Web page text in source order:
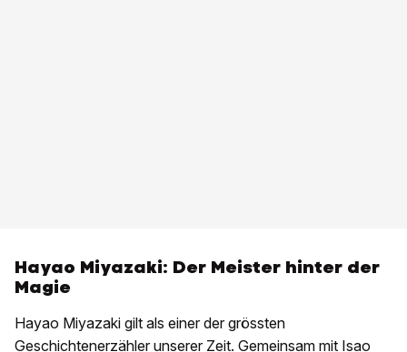
Hayao Miyazaki: Der Meister hinter der
Magie
Hayao Miyazaki gilt als einer der grössten
Geschichtenerzähler unserer Zeit. Gemeinsam mit Isao